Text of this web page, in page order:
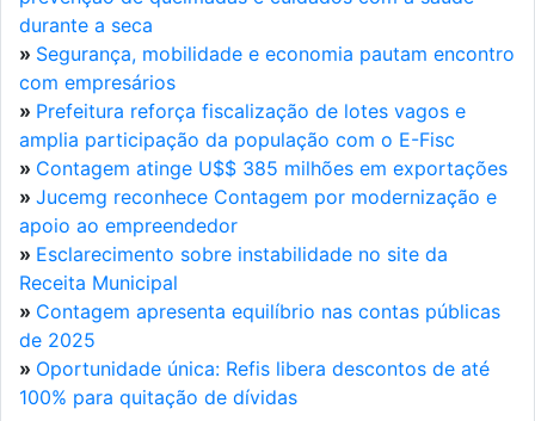
durante a seca
» Segurança, mobilidade e economia pautam encontro
com empresários
» Prefeitura reforça fiscalização de lotes vagos e
amplia participação da população com o E-Fisc
» Contagem atinge U$$ 385 milhões em exportações
» Jucemg reconhece Contagem por modernização e
apoio ao empreendedor
» Esclarecimento sobre instabilidade no site da
Receita Municipal
» Contagem apresenta equilíbrio nas contas públicas
de 2025
» Oportunidade única: Refis libera descontos de até
100% para quitação de dívidas